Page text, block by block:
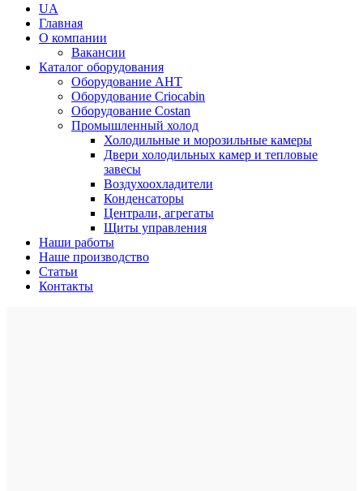
UA
Главная
О компании
Вакансии
Каталог оборудования
Оборудование AHT
Оборудование Criocabin
Оборудование Costan
Промышленный холод
Холодильные и морозильные камеры
Двери холодильных камер и тепловые
завесы
Воздухоохладители
Конденсаторы
Централи, агрегаты
Щиты управления
Наши работы
Наше производство
Статьи
Контакты